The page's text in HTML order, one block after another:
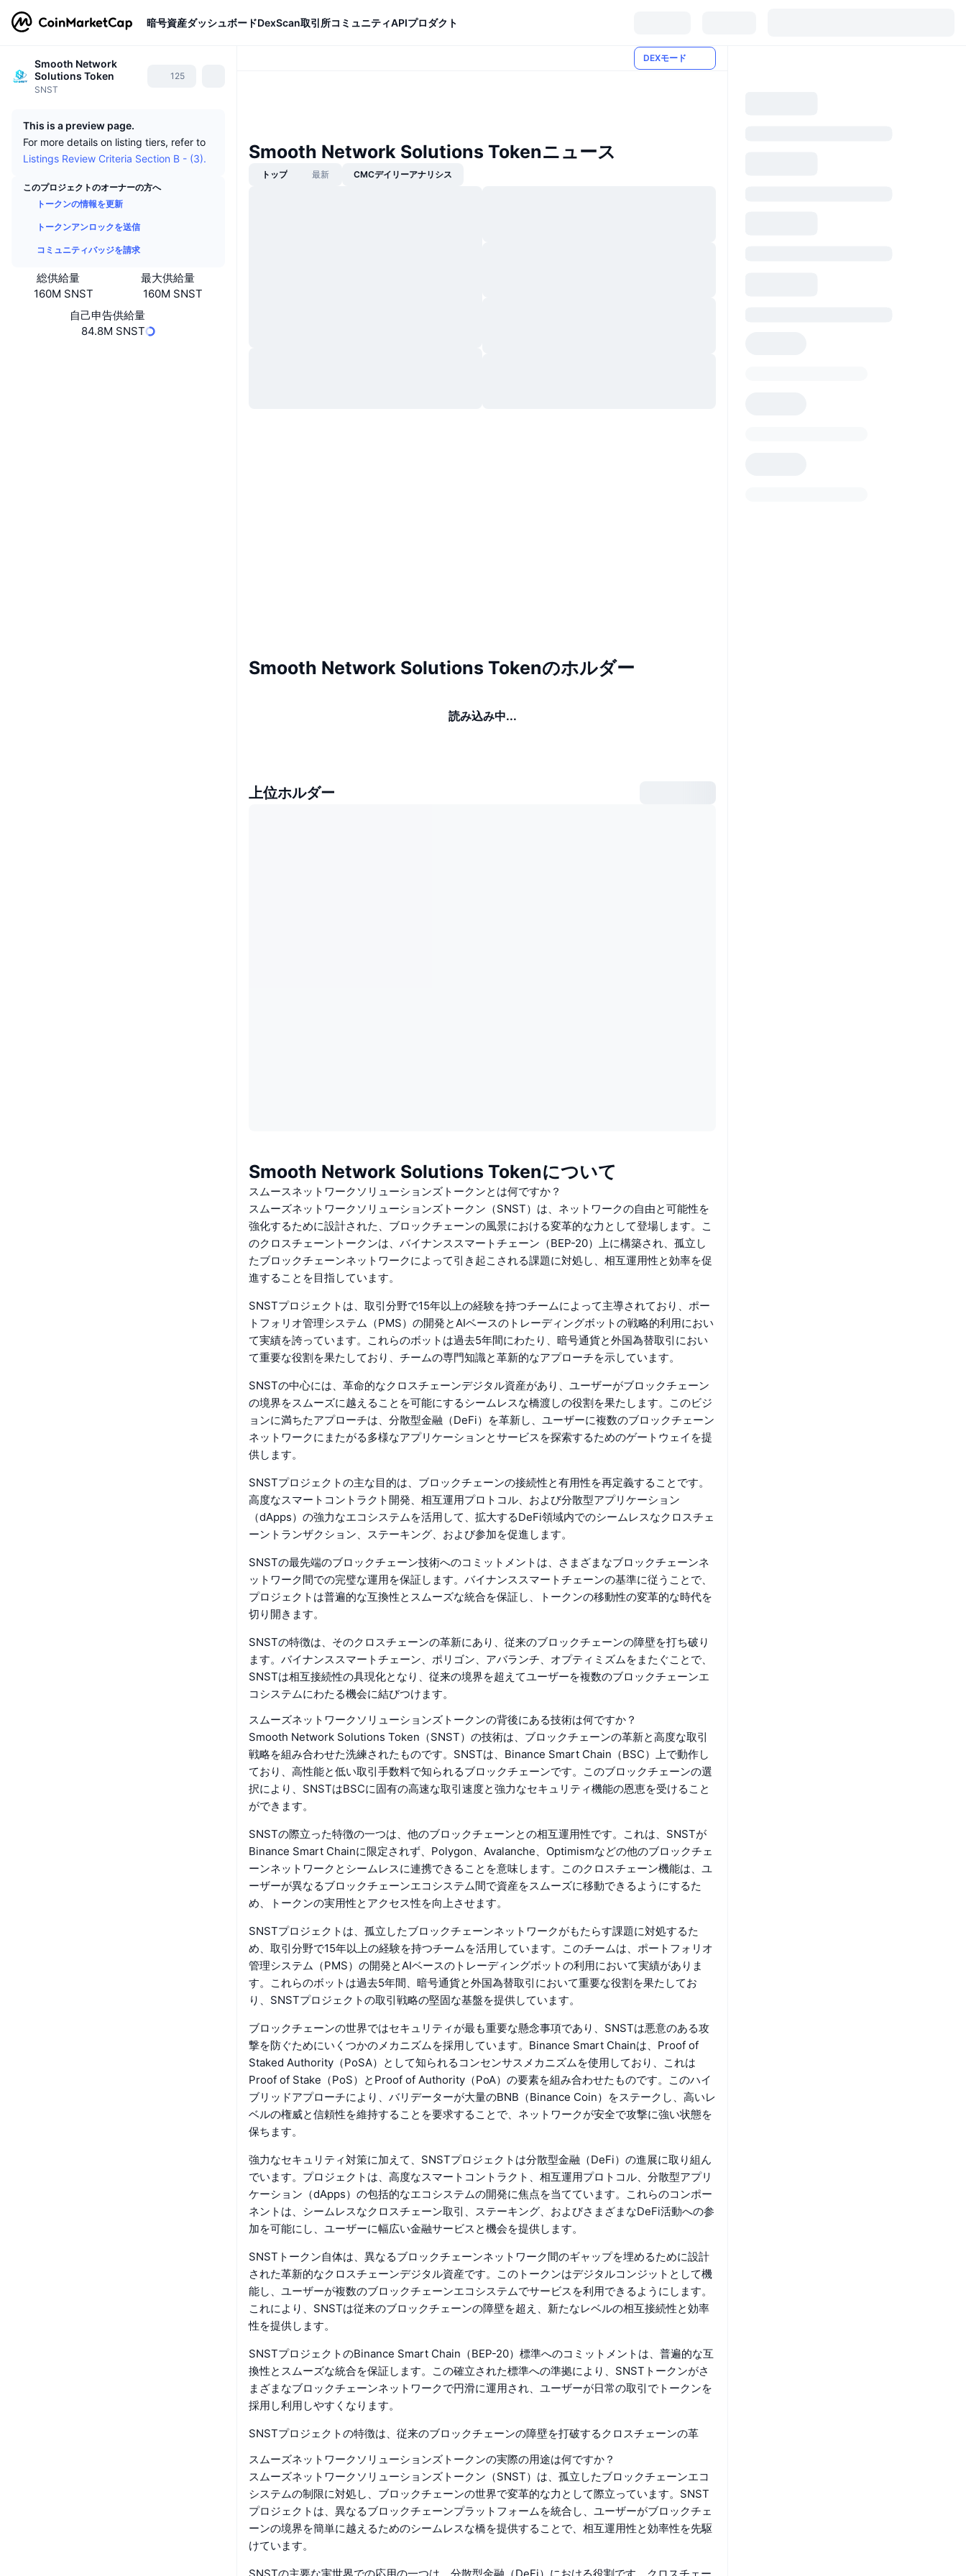
暗号資産ダッシュボードDexScan取引所コミュニティAPIプロダクト
Smooth Network
Solutions Token
SNST
125
This is a preview page.
For more details on listing tiers, refer to
Listings Review Criteria Section B - (3).
このプロジェクトのオーナーの方へ
トークンの情報を更新
トークンアンロックを送信
コミュニティバッジを請求
総供給量
160M SNST
最大供給量
160M SNST
自己申告供給量
84.8M SNST
DEXモード
Smooth Network Solutions Tokenニュース
トップ 最新 CMCデイリーアナリシス
Smooth Network Solutions Tokenのホルダー
読み込み中...
上位ホルダー
Smooth Network Solutions Tokenについて
スムースネットワークソリューションズトークンとは何ですか？
スムーズネットワークソリューションズトークン（SNST）は、ネットワークの自由と可能性を
強化するために設計された、ブロックチェーンの風景における変革的な力として登場します。こ
のクロスチェーントークンは、バイナンススマートチェーン（BEP-20）上に構築され、孤立し
たブロックチェーンネットワークによって引き起こされる課題に対処し、相互運用性と効率を促
進することを目指しています。
SNSTプロジェクトは、取引分野で15年以上の経験を持つチームによって主導されており、ポー
トフォリオ管理システム（PMS）の開発とAIベースのトレーディングボットの戦略的利用におい
て実績を誇っています。これらのボットは過去5年間にわたり、暗号通貨と外国為替取引におい
て重要な役割を果たしており、チームの専門知識と革新的なアプローチを示しています。
SNSTの中心には、革命的なクロスチェーンデジタル資産があり、ユーザーがブロックチェーン
の境界をスムーズに越えることを可能にするシームレスな橋渡しの役割を果たします。このビジ
ョンに満ちたアプローチは、分散型金融（DeFi）を革新し、ユーザーに複数のブロックチェーン
ネットワークにまたがる多様なアプリケーションとサービスを探索するためのゲートウェイを提
供します。
SNSTプロジェクトの主な目的は、ブロックチェーンの接続性と有用性を再定義することです。
高度なスマートコントラクト開発、相互運用プロトコル、および分散型アプリケーション
（dApps）の強力なエコシステムを活用して、拡大するDeFi領域内でのシームレスなクロスチェ
ーントランザクション、ステーキング、および参加を促進します。
SNSTの最先端のブロックチェーン技術へのコミットメントは、さまざまなブロックチェーンネ
ットワーク間での完璧な運用を保証します。バイナンススマートチェーンの基準に従うことで、
プロジェクトは普遍的な互換性とスムーズな統合を保証し、トークンの移動性の変革的な時代を
切り開きます。
SNSTの特徴は、そのクロスチェーンの革新にあり、従来のブロックチェーンの障壁を打ち破り
ます。バイナンススマートチェーン、ポリゴン、アバランチ、オプティミズムをまたぐことで、
SNSTは相互接続性の具現化となり、従来の境界を超えてユーザーを複数のブロックチェーンエ
コシステムにわたる機会に結びつけます。
スムーズネットワークソリューションズトークンの背後にある技術は何ですか？
Smooth Network Solutions Token（SNST）の技術は、ブロックチェーンの革新と高度な取引
戦略を組み合わせた洗練されたものです。SNSTは、Binance Smart Chain（BSC）上で動作し
ており、高性能と低い取引手数料で知られるブロックチェーンです。このブロックチェーンの選
択により、SNSTはBSCに固有の高速な取引速度と強力なセキュリティ機能の恩恵を受けること
ができます。
SNSTの際立った特徴の一つは、他のブロックチェーンとの相互運用性です。これは、SNSTが
Binance Smart Chainに限定されず、Polygon、Avalanche、Optimismなどの他のブロックチェ
ーンネットワークとシームレスに連携できることを意味します。このクロスチェーン機能は、ユ
ーザーが異なるブロックチェーンエコシステム間で資産をスムーズに移動できるようにするた
め、トークンの実用性とアクセス性を向上させます。
SNSTプロジェクトは、孤立したブロックチェーンネットワークがもたらす課題に対処するた
め、取引分野で15年以上の経験を持つチームを活用しています。このチームは、ポートフォリオ
管理システム（PMS）の開発とAIベースのトレーディングボットの利用において実績がありま
す。これらのボットは過去5年間、暗号通貨と外国為替取引において重要な役割を果たしてお
り、SNSTプロジェクトの取引戦略の堅固な基盤を提供しています。
ブロックチェーンの世界ではセキュリティが最も重要な懸念事項であり、SNSTは悪意のある攻
撃を防ぐためにいくつかのメカニズムを採用しています。Binance Smart Chainは、Proof of
Staked Authority（PoSA）として知られるコンセンサスメカニズムを使用しており、これは
Proof of Stake（PoS）とProof of Authority（PoA）の要素を組み合わせたものです。このハイ
ブリッドアプローチにより、バリデーターが大量のBNB（Binance Coin）をステークし、高いレ
ベルの権威と信頼性を維持することを要求することで、ネットワークが安全で攻撃に強い状態を
保ちます。
強力なセキュリティ対策に加えて、SNSTプロジェクトは分散型金融（DeFi）の進展に取り組ん
でいます。プロジェクトは、高度なスマートコントラクト、相互運用プロトコル、分散型アプリ
ケーション（dApps）の包括的なエコシステムの開発に焦点を当てています。これらのコンポー
ネントは、シームレスなクロスチェーン取引、ステーキング、およびさまざまなDeFi活動への参
加を可能にし、ユーザーに幅広い金融サービスと機会を提供します。
SNSTトークン自体は、異なるブロックチェーンネットワーク間のギャップを埋めるために設計
された革新的なクロスチェーンデジタル資産です。このトークンはデジタルコンジットとして機
能し、ユーザーが複数のブロックチェーンエコシステムでサービスを利用できるようにします。
これにより、SNSTは従来のブロックチェーンの障壁を超え、新たなレベルの相互接続性と効率
性を提供します。
SNSTプロジェクトのBinance Smart Chain（BEP-20）標準へのコミットメントは、普遍的な互
換性とスムーズな統合を保証します。この確立された標準への準拠により、SNSTトークンがさ
まざまなブロックチェーンネットワークで円滑に運用され、ユーザーが日常の取引でトークンを
採用し利用しやすくなります。
SNSTプロジェクトの特徴は、従来のブロックチェーンの障壁を打破するクロスチェーンの革
スムーズネットワークソリューションズトークンの実際の用途は何ですか？
スムーズネットワークソリューションズトークン（SNST）は、孤立したブロックチェーンエコ
システムの制限に対処し、ブロックチェーンの世界で変革的な力として際立っています。SNST
プロジェクトは、異なるブロックチェーンプラットフォームを統合し、ユーザーがブロックチェ
ーンの境界を簡単に越えるためのシームレスな橋を提供することで、相互運用性と効率性を先駆
けています。